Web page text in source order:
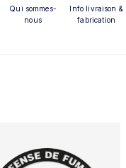
Qui sommes-
nous
Info livraison &
fabrication